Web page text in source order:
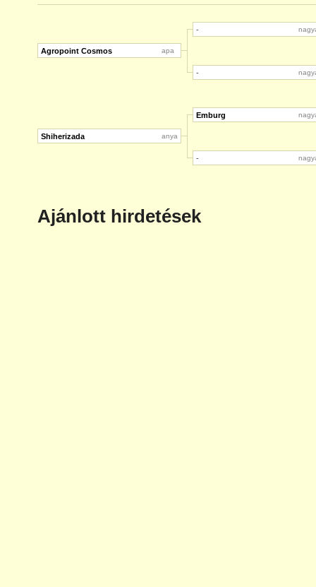
Agropoint Cosmos apa
Shiherizada anya
-
-
Emburg
-
Ajánlott hirdetések